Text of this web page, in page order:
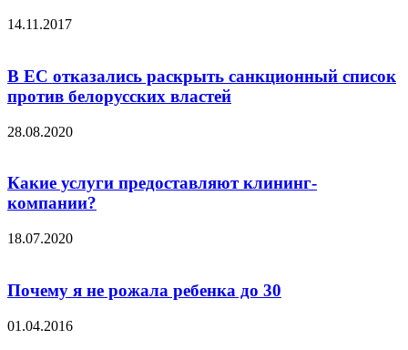
14.11.2017
В ЕС отказались раскрыть санкционный список
против белорусских властей
28.08.2020
Какие услуги предоставляют клининг-
компании?
18.07.2020
Почему я не рожала ребенка до 30
01.04.2016